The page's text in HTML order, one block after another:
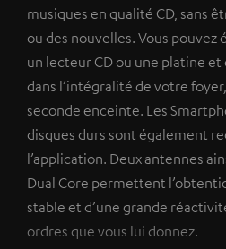
musiques en qualité CD, sans
ou des nouvelles. Vous
un lecteur CD ou une platine
dans l’intégralité de votre
seconde enceinte. Les
disques durs sont également
l’application. Deux antennes
Dual Core permettent
stable et d’une grande
ordres que vous lui donnez.